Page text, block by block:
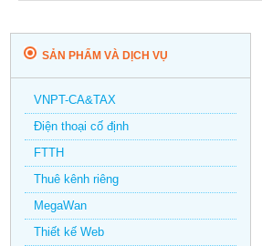
SẢN PHẨM VÀ DỊCH VỤ
VNPT-CA&TAX
Điện thoại cố định
FTTH
Thuê kênh riêng
MegaWan
Thiết kế Web